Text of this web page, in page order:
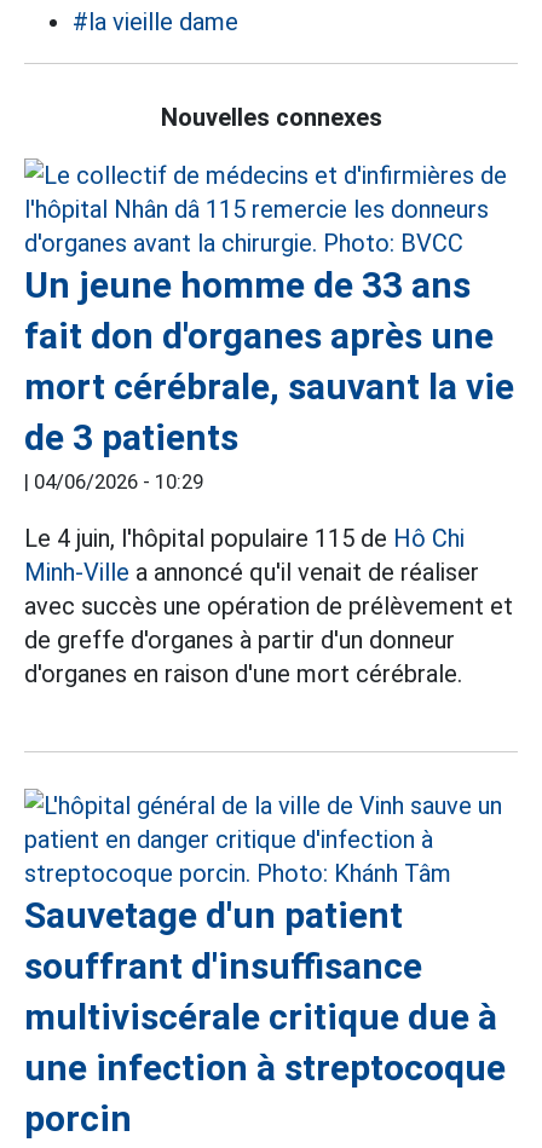
#la vieille dame
Nouvelles connexes
Un jeune homme de 33 ans
fait don d'organes après une
mort cérébrale, sauvant la vie
de 3 patients
| 04/06/2026 - 10:29
Le 4 juin, l'hôpital populaire 115 de Hô Chi
Minh-Ville a annoncé qu'il venait de réaliser
avec succès une opération de prélèvement et
de greffe d'organes à partir d'un donneur
d'organes en raison d'une mort cérébrale.
Sauvetage d'un patient
souffrant d'insuffisance
multiviscérale critique due à
une infection à streptocoque
porcin